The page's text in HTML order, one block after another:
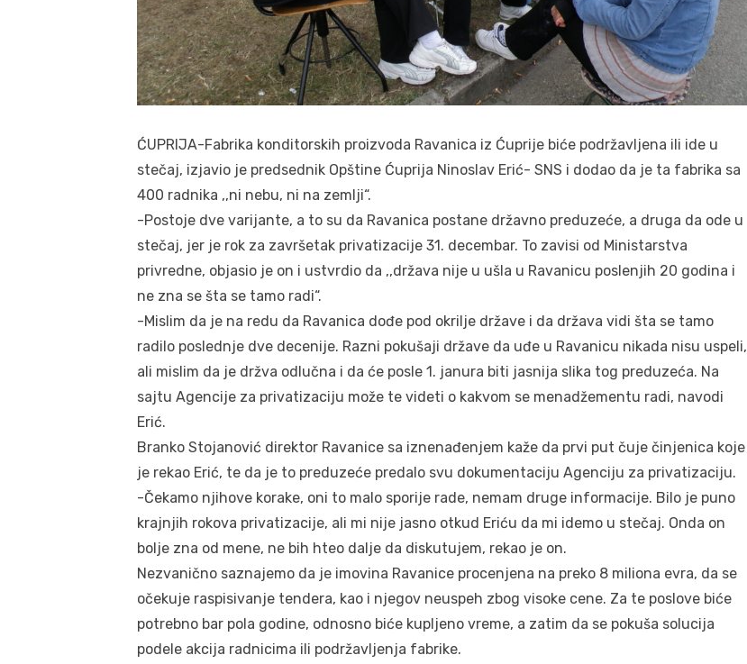
ĆUPRIJA-Fabrika konditorskih proizvoda Ravanica iz Ćuprije biće podržavljena ili ide u
stečaj, izjavio je predsednik Opštine Ćuprija Ninoslav Erić- SNS i dodao da je ta fabrika sa
400 radnika ,,ni nebu, ni na zemlji“.
-Postoje dve varijante, a to su da Ravanica postane državno preduzeće, a druga da ode u
stečaj, jer je rok za završetak privatizacije 31. decembar. To zavisi od Ministarstva
privredne, objasio je on i ustvrdio da ,,država nije u ušla u Ravanicu poslenjih 20 godina i
ne zna se šta se tamo radi“.
-Mislim da je na redu da Ravanica dođe pod okrilje države i da država vidi šta se tamo
radilo poslednje dve decenije. Razni pokušaji države da uđe u Ravanicu nikada nisu uspeli,
ali mislim da je držva odlučna i da će posle 1. janura biti jasnija slika tog preduzeća. Na
sajtu Agencije za privatizaciju može te videti o kakvom se menadžementu radi, navodi
Erić.
Branko Stojanović direktor Ravanice sa iznenađenjem kaže da prvi put čuje činjenica koje
je rekao Erić, te da je to preduzeće predalo svu dokumentaciju Agenciju za privatizaciju.
-Čekamo njihove korake, oni to malo sporije rade, nemam druge informacije. Bilo je puno
krajnjih rokova privatizacije, ali mi nije jasno otkud Eriću da mi idemo u stečaj. Onda on
bolje zna od mene, ne bih hteo dalje da diskutujem, rekao je on.
Nezvanično saznajemo da je imovina Ravanice procenjena na preko 8 miliona evra, da se
očekuje raspisivanje tendera, kao i njegov neuspeh zbog visoke cene. Za te poslove biće
potrebno bar pola godine, odnosno biće kupljeno vreme, a zatim da se pokuša solucija
podele akcija radnicima ili podržavljenja fabrike.